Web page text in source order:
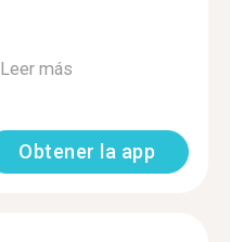
Leer más
Obtener la app